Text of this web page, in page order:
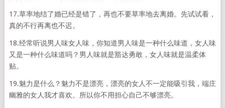
17.草率地结了婚已经是错了，再也不要草率地去离婚。先试试看，
真的不行再离也不迟。
18.经常听说男人味女人味，你知道男人味是一种什么味道，女人味
又是一种什么味道吗？男人味就是豁达勇敢，女人味就是温柔体
贴。
19.魅力是什么？魅力不是漂亮，漂亮的女人不一定能吸引我，端庄
幽雅的女人我才喜欢。所以你不用担心自己不够漂亮。